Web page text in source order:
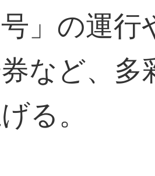
」の運
など、
る。